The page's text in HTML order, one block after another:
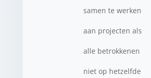
samen te werken
aan projecten als
alle betrokkenen
niet op hetzelfde